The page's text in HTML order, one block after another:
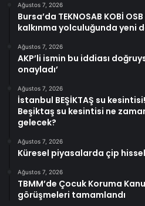
Ağustos 7, 2026
Bursa’da TEKNOSAB KOBİ
kalkınma yolculuğunda yeni
Ağustos 7, 2026
AKP’li ismin bu iddiası
onayladı’
Ağustos 7, 2026
İstanbul BEŞİKTAŞ su
Beşiktaş su kesintisi ne
gelecek?
Ağustos 7, 2026
Küresel piyasalarda çip
Ağustos 7, 2026
TBMM’de Çocuk Koruma
görüşmeleri tamamlandı